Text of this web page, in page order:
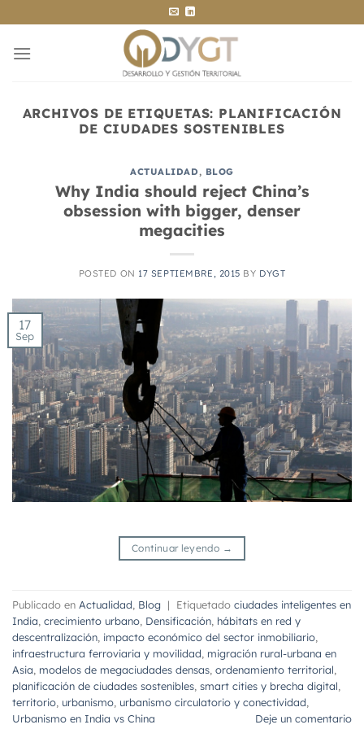
al
contenido
ARCHIVOS DE ETIQUETAS: PLANIFICACIÓN
DE CIUDADES SOSTENIBLES
ACTUALIDAD, BLOG
Why India should reject China’s
obsession with bigger, denser
megacities
POSTED ON 17 SEPTIEMBRE, 2015 BY DYGT
17
Sep
Continuar leyendo →
Publicado en Actualidad Blog | Etiquetado ciudades inteligentes en
India crecimiento urbano Densificación hábitats en red y
descentralización impacto económico del sector inmobiliario
infraestructura ferroviaria y movilidad migración rural-urbana en
Asia modelos de megaciudades densas ordenamiento territorial
planificación de ciudades sostenibles smart cities y brecha digital
territorio urbanismo urbanismo circulatorio y conectividad
Urbanismo en India vs China
Deje un comentario